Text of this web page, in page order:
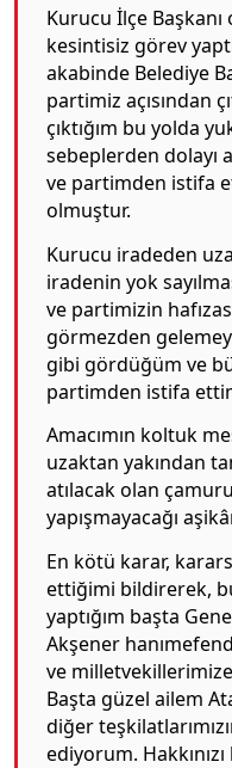
Kurucu İlçe Başkanı
kesintisiz görev
akabinde Belediye
partimiz açısından
çıktığım bu yolda
sebeplerden dolayı
ve partimden istifa
olmuştur.
Kurucu iradeden
iradenin yok
ve partimizin
görmezden
gibi gördüğüm ve
partimden istifa
Amacımın koltuk
uzaktan yakından
atılacak olan
yapışmayacağı
En kötü karar,
ettiğimi bildirerek,
yaptığım başta
Akşener
ve
Başta güzel ailem
diğer
ediyorum.